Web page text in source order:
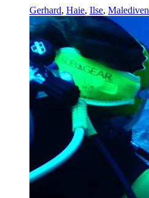
Gerhard, Haie, Ilse, Malediven